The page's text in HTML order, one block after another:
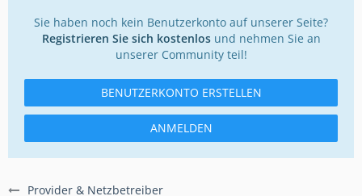
Provider & Netzbetreiber
Sie haben noch kein Benutzerkonto auf unserer Seite?
Registrieren Sie sich kostenlosund nehmen Sie an
unserer Community teil!
BENUTZERKONTO ERSTELLEN
ANMELDEN